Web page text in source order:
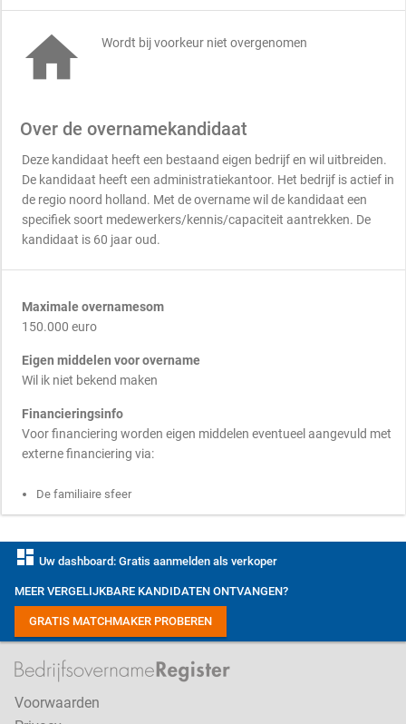
 Wordt bij voorkeur niet overgenomen
Over de overnamekandidaat
Deze kandidaat heeft een bestaand eigen bedrijf en wil uitbreiden.
De kandidaat heeft een administratiekantoor. Het bedrijf is actief in
de regio noord holland. Met de overname wil de kandidaat een
specifiek soort medewerkers/kennis/capaciteit aantrekken. De
kandidaat is 60 jaar oud.
Maximale overnamesom
150.000 euro
Eigen middelen voor overname
Wil ik niet bekend maken
Financieringsinfo
Voor financiering worden eigen middelen eventueel aangevuld met
externe financiering via:
De familiaire sfeer
dashboard Uw dashboard: Gratis aanmelden als verkoper
MEER VERGELIJKBARE KANDIDATEN ONTVANGEN?
GRATIS MATCHMAKER PROBEREN
Voorwaarden